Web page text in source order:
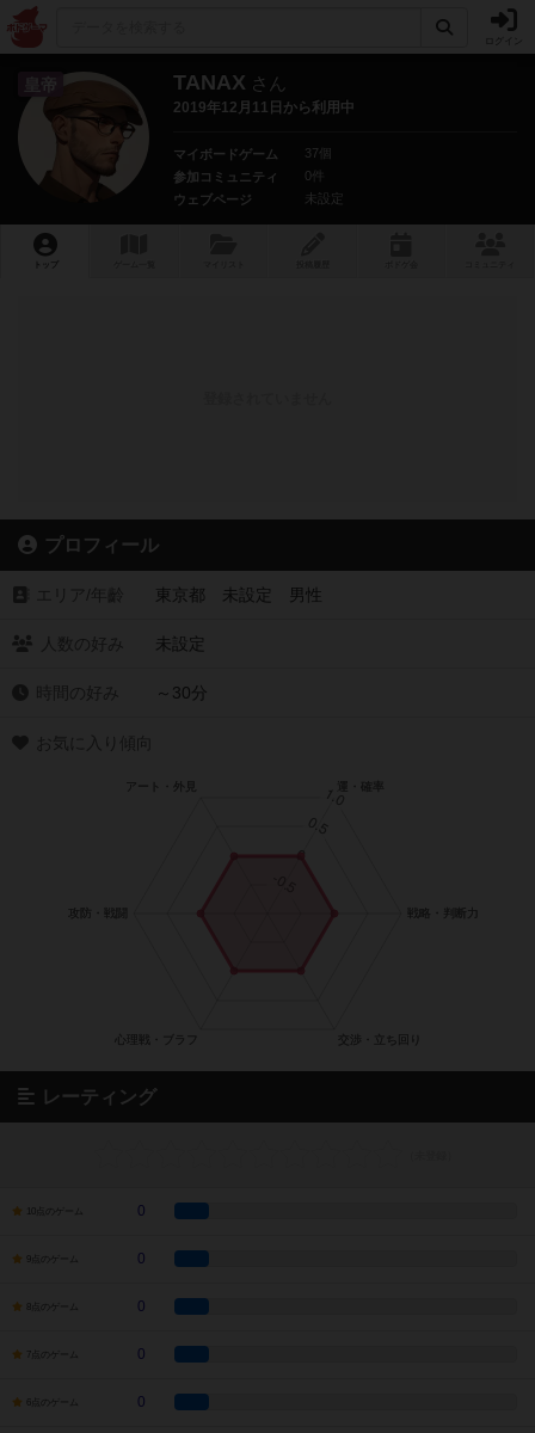
皇帝 TANAX さん
2019年12月11日から利用中
マイボードゲーム
37個
参加コミュニティ
0件
ウェブページ
未設定
トップ
プロフィール
エリア/年齡 東京都 未設定 男性
人数の好み 未設定
～30分
お気に入り傾向
レーティング
10点のゲーム 0
9点のゲーム 0
8点のゲーム 0
7点のゲーム 0
6点のゲーム 0